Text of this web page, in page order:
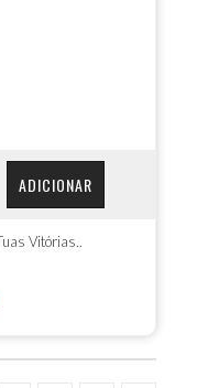
ADICIONAR
Vitórias..